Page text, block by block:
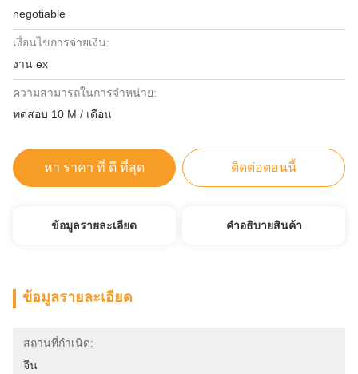
negotiable
เงื่อนไขการจ่ายเงิน:
งาน ex
ความสามารถในการจําหน่าย:
ทดสอบ 10 M / เดือน
หา ราคา ที่ ดี ที่สุด ติดต่อตอนนี้
ข้อมูลรายละเอียด คําอธิบายสินค้า
ข้อมูลรายละเอียด
สถานที่กำเนิด:
จีน